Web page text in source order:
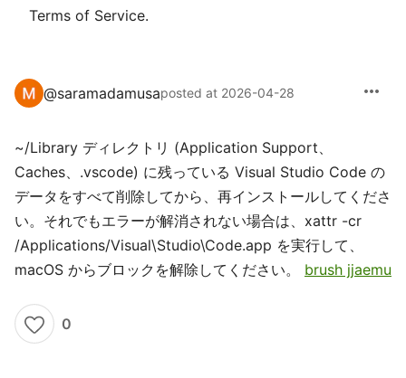
Terms of Service.
@saramadamusaposted at 2026-04-28 more_horiz
~/Library ディレクトリ (Application Support、
Caches、.vscode) に残っている Visual Studio Code の
データをすべて削除してから、再インストールしてくださ
い。それでもエラーが解消されない場合は、xattr -cr
/Applications/Visual\Studio\Code.app を実行して、
macOS からブロックを解除してください。 brush jjaemu
0